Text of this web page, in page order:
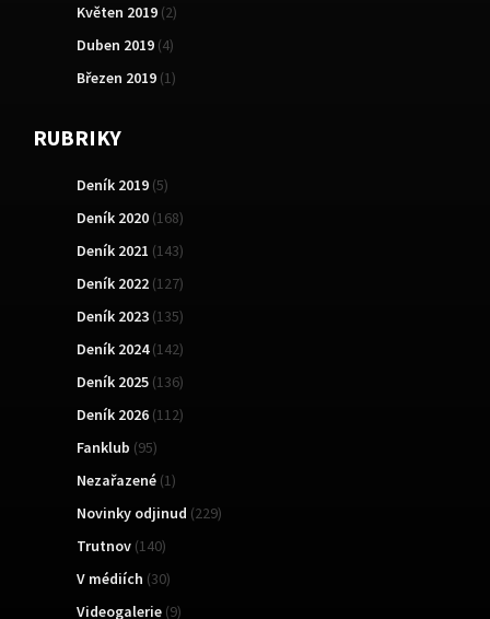
Květen 2019 (2)
Duben 2019 (4)
Březen 2019 (1)
RUBRIKY
Deník 2019 (5)
Deník 2020 (168)
Deník 2021 (143)
Deník 2022 (127)
Deník 2023 (135)
Deník 2024(142)
Deník 2025 (136)
Deník 2026 (112)
Fanklub (95)
Nezařazené (1)
Novinky odjinud (229)
Trutnov (140)
V médiích (30)
Videogalerie (9)